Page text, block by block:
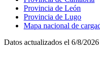
Provincia de León
Provincia de Lugo
Mapa nacional de
Datos actualizados el 6/8/2026